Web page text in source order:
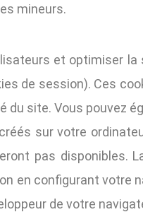
mineurs.
et optimiser
de session). Ces
du site. Vous pouvez
sur votre
pas disponibles.
en configurant votre
de votre